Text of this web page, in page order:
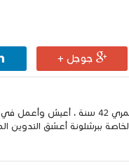
جوجل +
إسمي الكامل الحسين مزواد ، مغربي
ببرشلونة أعشق